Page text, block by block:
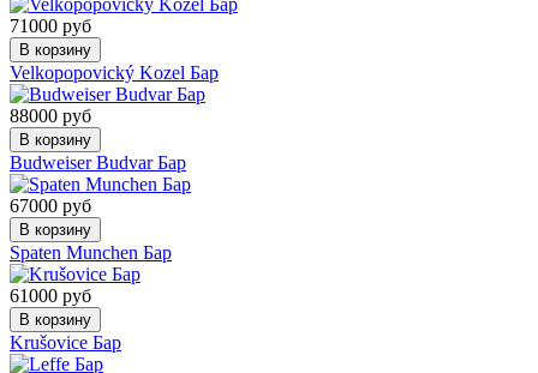
71000 руб
В корзину
Velkopopovický Kozel Бар
88000 руб
В корзину
Budweiser Budvar Бар
67000 руб
В корзину
Spaten Munchen Бар
61000 руб
В корзину
Krušovice Бар